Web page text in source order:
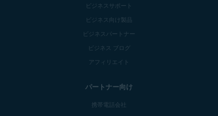
ビジネスサポート
ビジネス向け製品
ビジネスパートナー
ビジネス ブログ
アフィリエイト
パートナー向け
携帯電話会社